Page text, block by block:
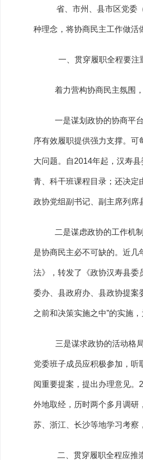
省、市州、县市区党委
种理念，将协商民主工作做活
一、贯穿履职全程要注
着力营构协商民主氛围
一是谋划政协的协商平
序有效履职提供强力支撑。
大问题。自2014年起，汉寿
青、科干班课程目录；还决定
政协党组副书记、副主席列席
二是谋虑政协的工作机
是协商民主必不可缺的。近
法》，转发了《政协汉寿县委
委办、县政府办、县政协提案
之前和决策实施之中”的实施
三是谋求政协的活动格
党委班子成员应积极参加，
阅重要提案，提出办理意见。
外地取经，历时两个多月调研
苏、浙江、长沙等地学习考察
二、贯穿履职全程应推